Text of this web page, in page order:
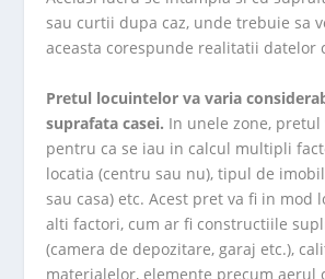
sau curtii dupa caz, unde trebuie sa
aceasta corespunde realitatii datelor
Pretul locuintelor va varia
suprafata casei. In unele zone, pretul
pentru ca se iau in calcul multipli
locatia (centru sau nu), tipul de
sau casa) etc. Acest pret va fi in mod
alti factori, cum ar fi constructiile
(camera de depozitare, garaj etc.),
materialelor, elemente precum aerul